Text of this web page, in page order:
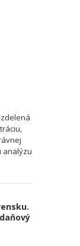
analýzu